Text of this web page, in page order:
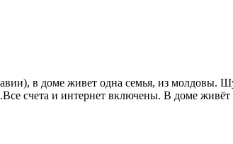
в доме живет одна семья, из молдовы.
счета и интернет включены. В доме живёт